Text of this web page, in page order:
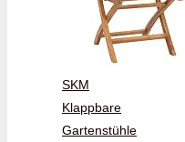
SKM
Klappbare
Gartenstühle